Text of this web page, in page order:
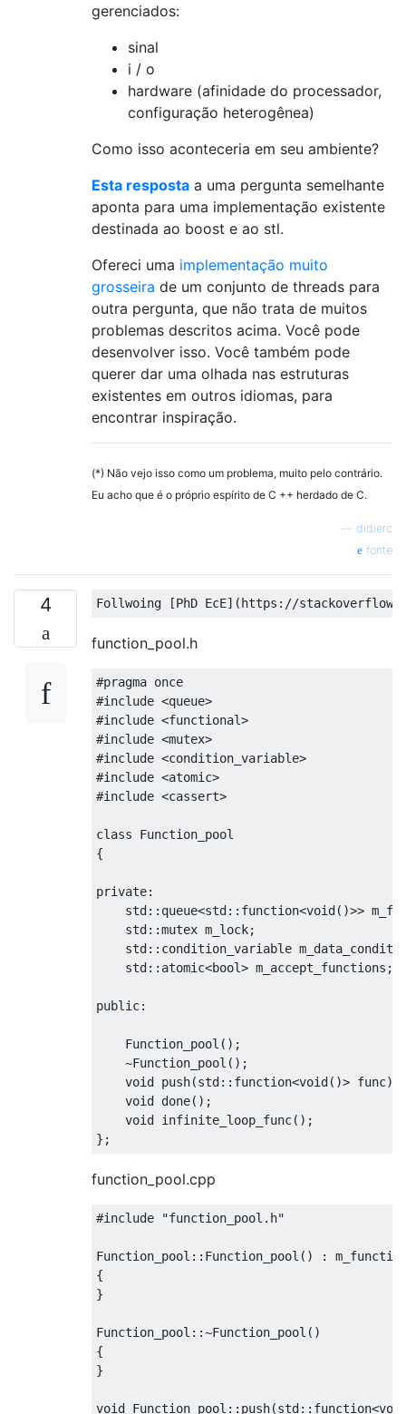
gerenciados:
sinal
i / o
hardware (afinidade do processador,
configuração heterogênea)
Como isso aconteceria em seu ambiente?
Esta resposta a uma pergunta semelhante
aponta para uma implementação existente
destinada ao boost e ao stl.
Ofereci uma implementação muito
grosseira de um conjunto de threads para
outra pergunta, que não trata de muitos
problemas descritos acima. Você pode
desenvolver isso. Você também pode
querer dar uma olhada nas estruturas
existentes em outros idiomas, para
encontrar inspiração.
(*) Não vejo isso como um problema, muito pelo contrário.
Eu acho que é o próprio espírito de C ++ herdado de C.
didierc
fonte
4 Follwoing [PhD EcE](https : //
function_pool.h
#pragma
#include <queue>
#include <functional>
#include <mutex>
#include <condition_variable>
#include <atomic>
#include <cassert>
class
Function_pool
{
private:
    std
:: queue<std:: function<void()>>
    std
::mutex m_lock;
    std
:: condition_variable
    std
:: atomic<bool> m_accept_functions ;
public:
Function_pool ();
~Function_pool ();
void push(std:: function<void()> func);
void done();
void infinite_loop_func();
};
function_pool.cpp
#include "function_pool.h"
Function_pool :: Function_pool () :
{
}
Function_pool ::~Function_pool ()
{
}
void Function_pool :: push(std:: function<